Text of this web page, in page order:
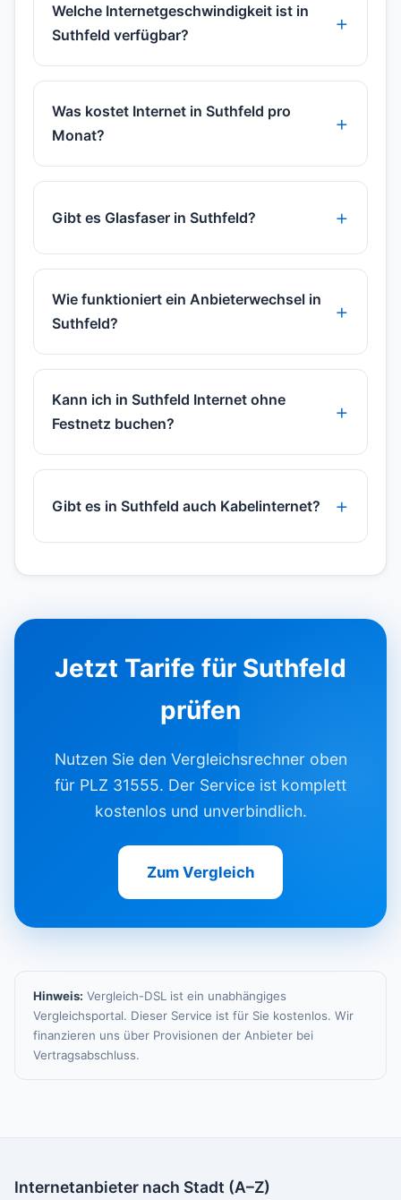
Welche Internetgeschwindigkeit ist in
Suthfeld verfügbar?
Was kostet Internet in Suthfeld pro
Monat?
Gibt es Glasfaser in Suthfeld?
Wie funktioniert ein Anbieterwechsel in
Suthfeld?
Kann ich in Suthfeld Internet ohne
Festnetz buchen?
Gibt es in Suthfeld auch Kabelinternet?
Jetzt Tarife für Suthfeld
prüfen
Nutzen Sie den Vergleichsrechner oben
für PLZ 31555. Der Service ist komplett
kostenlos und unverbindlich.
Zum Vergleich
Hinweis: Vergleich-DSL ist ein unabhängiges
Vergleichsportal. Dieser Service ist für Sie kostenlos. Wir
finanzieren uns über Provisionen der Anbieter bei
Vertragsabschluss.
Internetanbieter nach Stadt (A–Z)